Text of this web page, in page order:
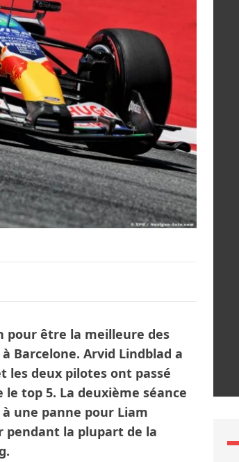
pour être la meilleure des
Barcelone. Arvid Lindblad a
deux pilotes ont passé
top 5. La deuxième séance
une panne pour Liam
pendant la plupart de la